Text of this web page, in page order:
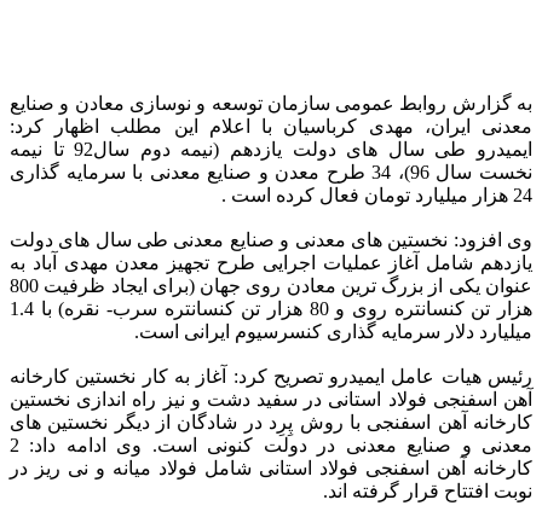
به گزارش روابط عمومی سازمان توسعه و نوسازی معادن و صنایع
معدنی ایران، مهدی کرباسیان با اعلام این مطلب اظهار کرد:
ایمیدرو طی سال های دولت یازدهم (نیمه دوم سال92 تا نیمه
نخست سال 96)، 34 طرح معدن و صنایع معدنی با سرمایه گذاری
24 هزار میلیارد تومان فعال کرده است .
وی افزود: نخستین های معدنی و صنایع معدنی طی سال های دولت
یازدهم شامل آغاز عملیات اجرایی طرح تجهیز معدن مهدی آباد به
عنوان یکی از بزرگ ترین معادن روی جهان (برای ایجاد ظرفیت 800
هزار تن کنسانتره روی و 80 هزار تن کنسانتره سرب- نقره) با 1.4
میلیارد دلار سرمایه گذاری کنسرسیوم ایرانی است.
رئیس هیات عامل ایمیدرو تصریح کرد: آغاز به کار نخستین کارخانه
آهن اسفنجی فولاد استانی در سفید دشت و نیز راه اندازی نخستین
کارخانه آهن اسفنجی با روش پِرِد در شادگان از دیگر نخستین های
معدنی و صنایع معدنی در دولت کنونی است. وی ادامه داد: 2
کارخانه آهن اسفنجی فولاد استانی شامل فولاد میانه و نی ریز در
نوبت افتتاح قرار گرفته اند.